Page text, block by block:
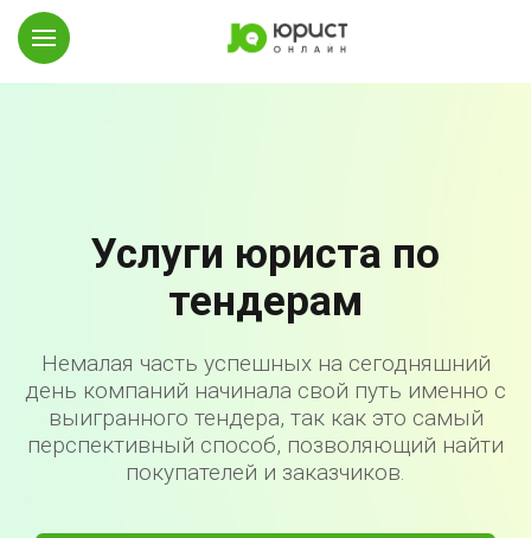
Услуги юриста по
тендерам
Немалая часть успешных на сегодняшний
день компаний начинала свой путь именно с
выигранного тендера, так как это самый
перспективный способ, позволяющий найти
покупателей и заказчиков.